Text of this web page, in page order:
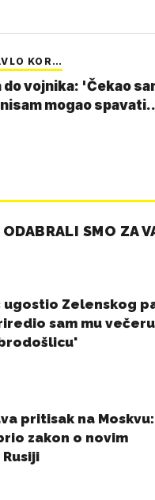
KOR…
do vojnika: 'Čekao
mogao